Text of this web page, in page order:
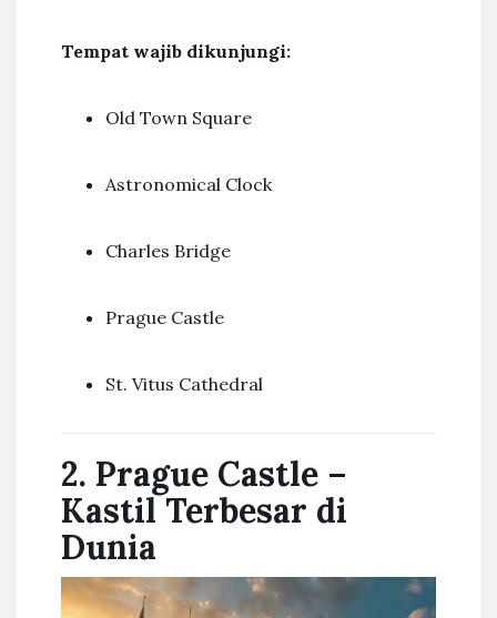
Tempat wajib dikunjungi:
Old Town Square
Astronomical Clock
Charles Bridge
Prague Castle
St. Vitus Cathedral
2. Prague Castle –
Kastil Terbesar di
Dunia